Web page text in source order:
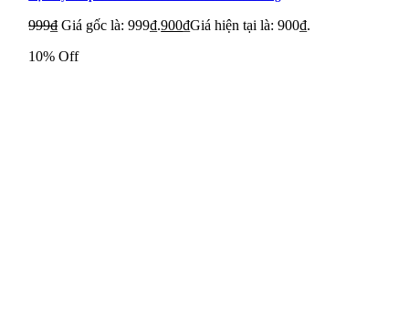
999₫ Giá gốc là: 999₫.900₫Giá hiện tại là: 900₫.
10% Off